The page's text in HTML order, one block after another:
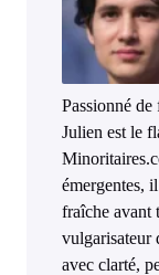
Passionné de
Julien est le
émergentes,
fraîche avant
vulgarisateur
avec clarté,